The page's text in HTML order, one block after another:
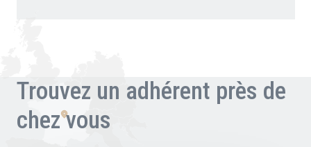
Trouvez un adhérent près de
chez vous